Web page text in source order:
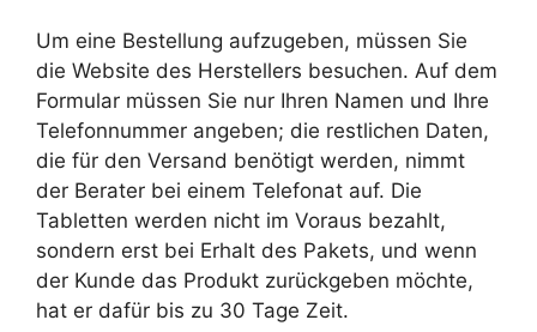
Um eine Bestellung aufzugeben, müssen Sie
die Website des Herstellers besuchen. Auf dem
Formular müssen Sie nur Ihren Namen und Ihre
Telefonnummer angeben; die restlichen Daten,
die für den Versand benötigt werden, nimmt
der Berater bei einem Telefonat auf. Die
Tabletten werden nicht im Voraus bezahlt,
sondern erst bei Erhalt des Pakets, und wenn
der Kunde das Produkt zurückgeben möchte,
hat er dafür bis zu 30 Tage Zeit.